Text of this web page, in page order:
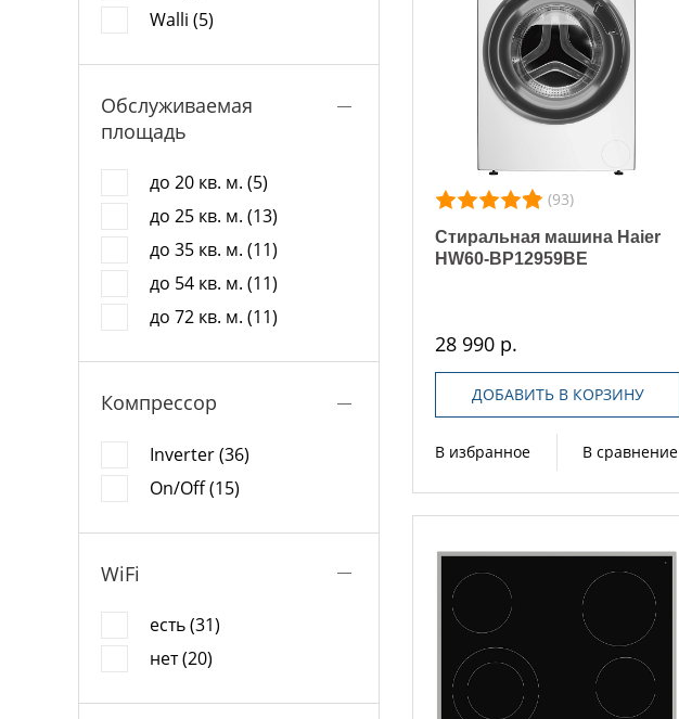
Walli (5)
Обслуживаемая
площадь
до 20 кв. м. (5)
до 25 кв. м. (13)
до 35 кв. м. (11)
до 54 кв. м. (11)
до 72 кв. м. (11)
Компрессор
Inverter (36)
On/Off (15)
WiFi
есть (31)
нет (20)
(93)
Стиральная машина Haier
HW60-BP12959BE
28 990 р.
ДОБАВИТЬ В КОРЗИНУ
В избранное В сравнение